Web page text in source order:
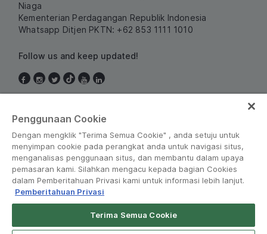
Niaga
Kementerian Perdagangan Republik Indonesia
Whatsapp Ditjen PKTN: +62 853 1111 1010
Follow us and keep updated!
Penggunaan Cookie
Dengan mengklik "Terima Semua Cookie" , anda setuju untuk
menyimpan cookie pada perangkat anda untuk navigasi situs,
menganalisas penggunaan situs, dan membantu dalam upaya
pemasaran kami. Silahkan mengacu kepada bagian Cookies
dalam Pemberitahuan Privasi kami untuk informasi lebih lanjut.
Pemberitahuan Privasi
Terima Semua Cookie